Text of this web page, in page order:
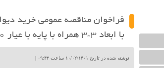
فراخوان مناقصه عمومی خرید
با ابعاد ۳*۳ همراه با پایه با عیار ۳۵۰ سیمان مصرفی
نوشته شده در تاریخ ۱۰/۰۲/۱۴۰۱ ساعت ۰۹:۴۲ |